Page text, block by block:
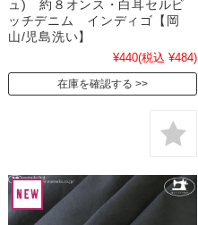
ュ) 約８オンス・白耳セルビ
ッチデニム インディゴ【岡
山/児島洗い】
¥440(税込 ¥484)
在庫を確認する